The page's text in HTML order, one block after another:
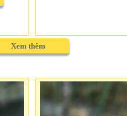
Xem thêm